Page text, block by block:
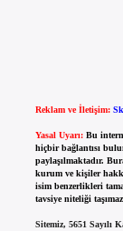
Reklam ve İletişim:
Yasal Uyarı: Bu
hiçbir bağlantısı
paylaşılmaktadır.
kurum ve kişiler
isim benzerlikleri
tavsiye niteliği
Sitemiz, 5651 Sayılı